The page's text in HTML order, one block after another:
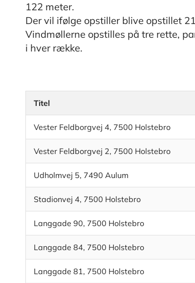
122 meter.
Der vil ifølge opstiller blive opstillet
Vindmøllerne opstilles på tre rette,
i hver række.
Titel
Vester Feldborgvej 4, 7500 Holstebro
Vester Feldborgvej 2, 7500 Holstebro
Udholmvej 5, 7490 Aulum
Stadionvej 4, 7500 Holstebro
Langgade 90, 7500 Holstebro
Langgade 84, 7500 Holstebro
Langgade 81, 7500 Holstebro